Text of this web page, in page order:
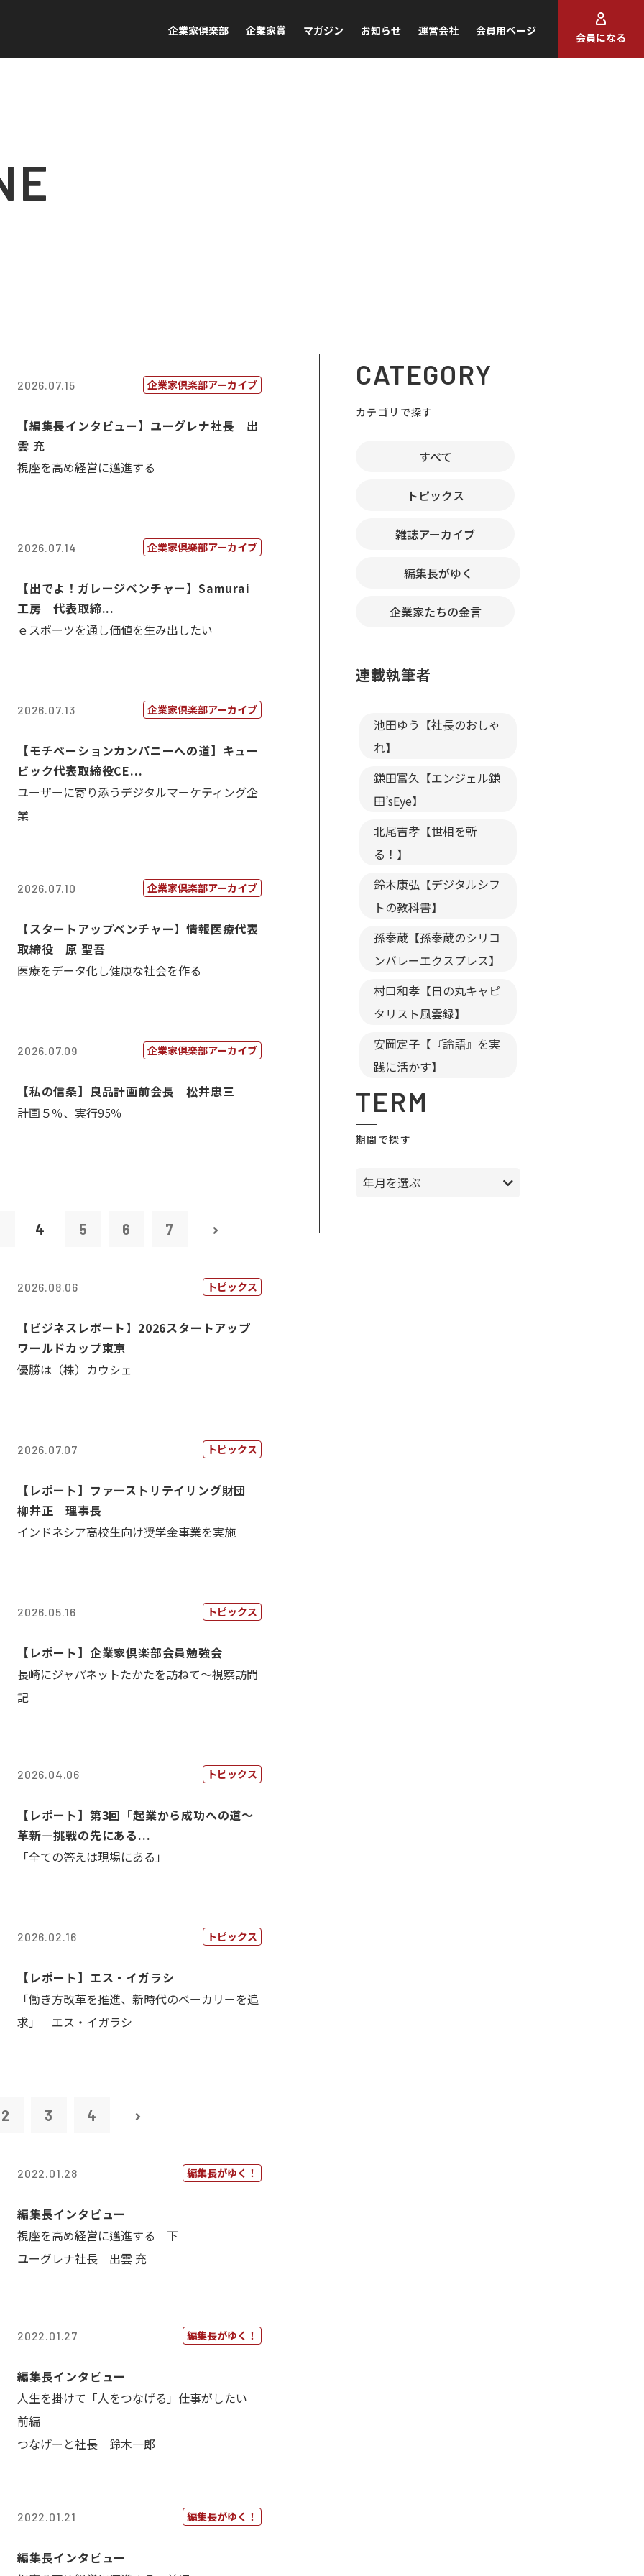
企業家倶楽部 企業家賞 マガジン お知らせ 運営会社 会員用ページ
会員になる
2026.07.15 企業家倶楽部アーカイブ
【編集長インタビュー】ユーグレナ社長 出
雲 充
視座を高め経営に邁進する
2026.07.14 企業家倶楽部アーカイブ
【出でよ！ガレージベンチャー】Samurai
工房 代表取締...
ｅスポーツを通し価値を生み出したい
2026.07.13 企業家倶楽部アーカイブ
【モチベーションカンパニーへの道】キュー
ビック代表取締役CE...
ユーザーに寄り添うデジタルマーケティング企
業
2026.07.10 企業家倶楽部アーカイブ
【スタートアップベンチャー】情報医療代表
取締役 原 聖吾
医療をデータ化し健康な社会を作る
2026.07.09 企業家倶楽部アーカイブ
【私の信条】良品計画前会長 松井忠三
計画５％、実行95％
4 5 6 7
2026.08.06 トピックス
【ビジネスレポート】2026スタートアップ
ワールドカップ東京
優勝は（株）カウシェ
2026.07.07 トピックス
【レポート】ファーストリテイリング財団
柳井正 理事長
インドネシア高校生向け奨学金事業を実施
2026.05.16 トピックス
【レポート】企業家倶楽部会員勉強会
長崎にジャパネットたかたを訪ねて～視察訪問
記
2026.04.06 トピックス
【レポート】第3回「起業から成功への道～
革新―挑戦の先にある...
「全ての答えは現場にある」
2026.02.16 トピックス
【レポート】エス・イガラシ
「働き方改革を推進、新時代のベーカリーを追
求」 エス・イガラシ
2 3 4
2022.01.28 編集長がゆく！
編集長インタビュー
視座を高め経営に邁進する 下
ユーグレナ社長 出雲 充
2022.01.27 編集長がゆく！
編集長インタビュー
人生を掛けて「人をつなげる」仕事がしたい
前編
つなげーと社長 鈴木一郎
2022.01.21 編集長がゆく！
編集長インタビュー
CATEGORY
カテゴリで探す
すべて
トピックス
雑誌アーカイブ
編集長がゆく
企業家たちの金言
連載執筆者
池田ゆう【社長のおしゃ
れ】
鎌田富久【エンジェル鎌
田’sEye】
北尾吉孝【世相を斬
る！】
鈴木康弘【デジタルシフ
トの教科書】
孫泰蔵【孫泰蔵のシリコ
ンバレーエクスプレス】
村口和孝【日の丸キャピ
タリスト風雲録】
安岡定子【『論語』を実
践に活かす】
TERM
期間で探す
年月を選ぶ